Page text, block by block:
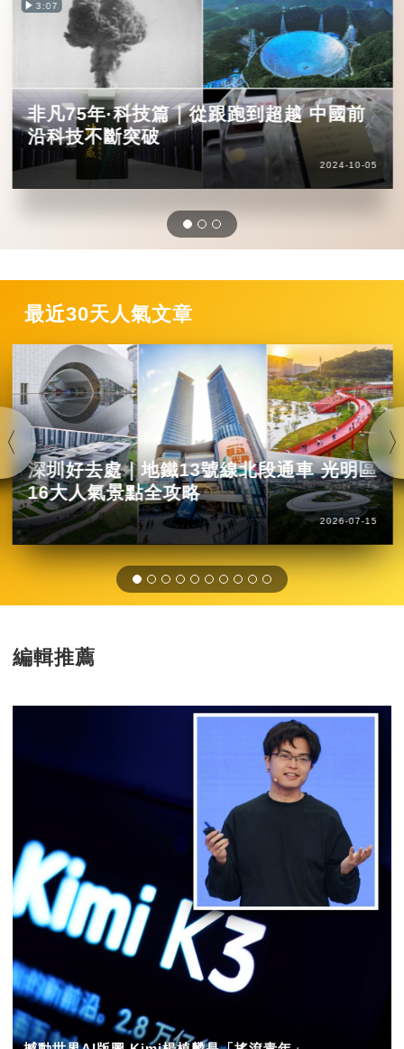
3:07
非凡75年·科技篇｜從跟跑到超越 中國前
沿科技不斷突破
2024-10-05
最近30天人氣文章
深圳好去處｜地鐵13號線北段通車 光明區
16大人氣景點全攻略
2026-07-15
編輯推薦